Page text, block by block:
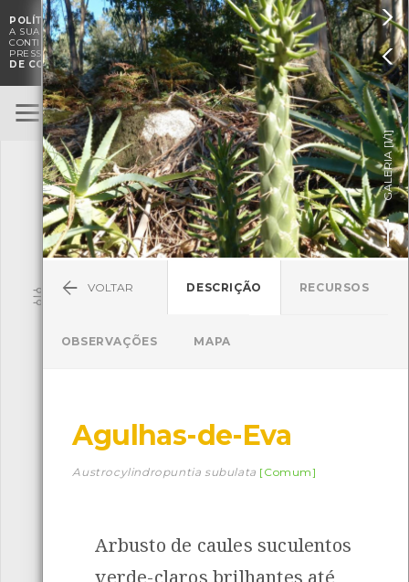
POLÍTICA DE COOKIES. O CMIA UTILIZA COOKIES PARA MELHORAR
A SUA EXPERIÊNCIA DE NAVEGAÇÃO E PARA FINS ESTATÍSTICOS.A
CONTINUAÇÃO DA UTILIZAÇÃO DESTE WEBSITE E SERVIÇOS
PRESSUPÕE A ACEITAÇÃO DA UTILIZAÇÃO DE COOKIES.POLÍTICA
DE COOKIES

ENTRAR
BioRegisto
TERMOS DE UTILIZAÇÃO
SUBMETER OBSERVAÇÃO
Pesquisa
Descarregar a app BioRegisto
Espécies 4839 Observações


GALERIA [
1/1
]
VOLTAR DESCRIÇÃO RECURSOS
OBSERVAÇÕES MAPA
Agulhas-de-Eva
Austrocylindropuntia subulata [Comum]
Arbusto de caules suculentos
verde-claros brilhantes até